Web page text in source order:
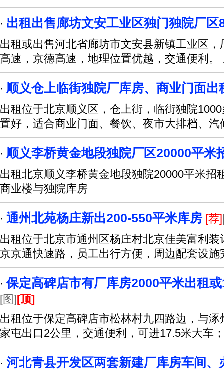
· 出租出售廊坊文安工业区独门独院厂区
出租或出售河北省廊坊市文安县新镇工业区
高速，京德高速，地理位置优越，交通便利。
· 顺义仓上临街独院厂库房、商业门面出
出租位于北京顺义区，仓上街，临街独院
置好，适合商业门面、餐饮、夜市大排档、汽
· 顺义李桥黄金地段独院厂区20000平米
出租北京顺义李桥黄金地段独院20000平米
商业楼与独院库房
· 通州北苑杨庄新出200-550平米库房 [荐]
出租位于北京市通州区杨庄村北京佳美富利
京京通快速路，员工出行方便，周边配套设
·保定高碑店市有厂库房2000平米出租
[图][顶]
出租位于保定高碑店市松林村九四路边，与
家屯出口2公里，交通便利，可进17.5米大车
· 河北青县开发区两套新建厂库房车间、